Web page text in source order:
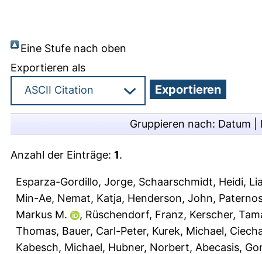
Eine Stufe nach oben
Exportieren als
Gruppieren nach: Datum
Anzahl der Einträge: 1.
Esparza-Gordillo, Jorge, Schaarschmidt, Heidi,
Min-Ae, Nemat, Katja, Henderson, John,
Markus M.
, Rüschendorf, Franz, Kerscher,
Thomas, Bauer, Carl-Peter, Kurek, Michael,
Kabesch, Michael, Hubner, Norbert, Abecasis,